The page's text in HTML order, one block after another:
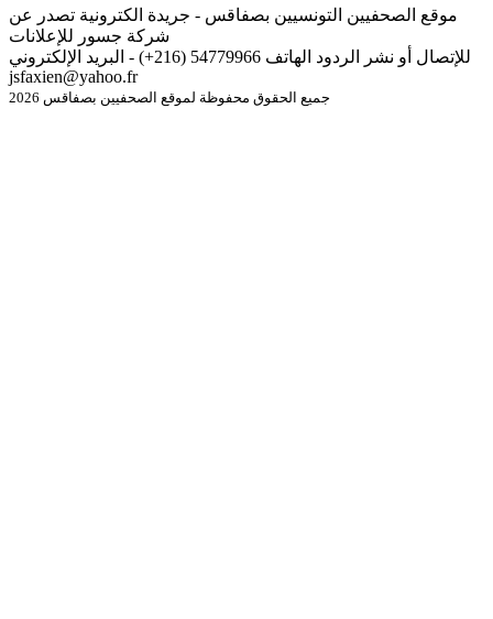
موقع الصحفيين التونسيين بصفاقس - جريدة الكترونية تصدر عن
شركة جسور للإعلانات
للإتصال أو نشر الردود الهاتف 54779966 (216+) - البريد الإلكتروني
jsfaxien@yahoo.fr
جميع الحقوق محفوظة لموقع الصحفيين بصفاقس 2026